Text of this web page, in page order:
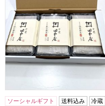
ソーシャルギフト 送料込み 冷蔵